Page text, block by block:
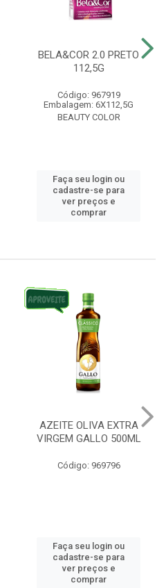
BELA&COR 2.0 PRETO
112,5G
Código: 967919
Embalagem: 6X112,5G
BEAUTY COLOR
Faça seu login ou
cadastre-se para
ver preços e
comprar
AZEITE OLIVA EXTRA
VIRGEM GALLO 500ML
Código: 969796
Faça seu login ou
cadastre-se para
ver preços e
comprar